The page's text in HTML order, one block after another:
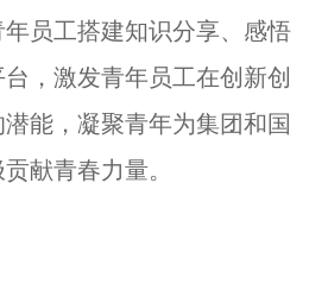
员工搭建知识分享、感悟
，激发青年员工在创新创
能，凝聚青年为集团和国
献青春力量。